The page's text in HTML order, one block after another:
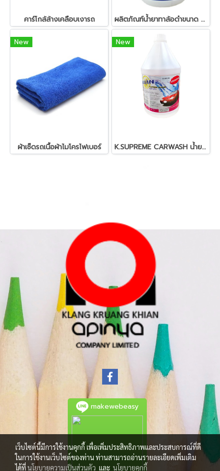
คาร์โกล้ล้างเคลือบเงารถ ผลิตภัณฑ์น้ำยาทาล้อดำขนาด 3.8 ลิตร
New
ผ้าเช็ดรถเนื้อผ้าไมโครไฟเบอร์
New
K.SUPREME CARWASH น้ำยาล้างรถ ขนาด 3.85 ลิตร
makewebeasy
เว็บไซต์นี้มีการใช้งานคุกกี้ เพื่อเพิ่มประสิทธิภาพและประสบการณ์ที่ดี
ในการใช้งานเว็บไซต์ของท่าน ท่านสามารถอ่านรายละเอียดเพิ่มเติม
ได้ที่นโยบายความเป็นส่วนตัว และ นโยบายคุกกี้